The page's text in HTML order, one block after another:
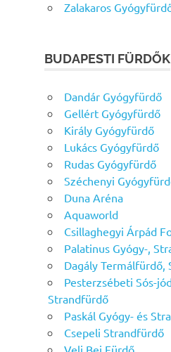
Zalakaros
BUDAPESTI FÜRDŐK
Dandár Gyógyfürdő
Gellért Gyógyfürdő
Király Gyógyfürdő
Lukács Gyógyfürdő
Rudas Gyógyfürdő
Széchenyi
Duna Aréna
Aquaworld
Csillaghegyi Árpád
Palatinus Gyógy-,
Dagály Termálfürdő,
Pesterzsébeti Sós-
Strandfürdő
Paskál Gyógy- és
Csepeli Strandfürdő
Veli Bej Fürdő